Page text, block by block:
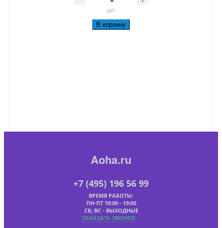
шт
В корзину
Aoha.ru
+7 (495) 196 56 99
ВРЕМЯ РАБОТЫ:
ПН-ПТ 10:00 - 19:00
СБ; ВС - ВЫХОДНЫЕ
ЗАКАЗАТЬ ЗВОНОК